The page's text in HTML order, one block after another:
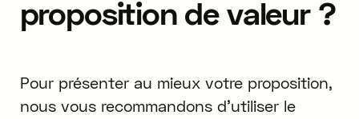
proposition de valeur ?
Pour présenter au mieux votre proposition,
nous vous recommandons d'utiliser le